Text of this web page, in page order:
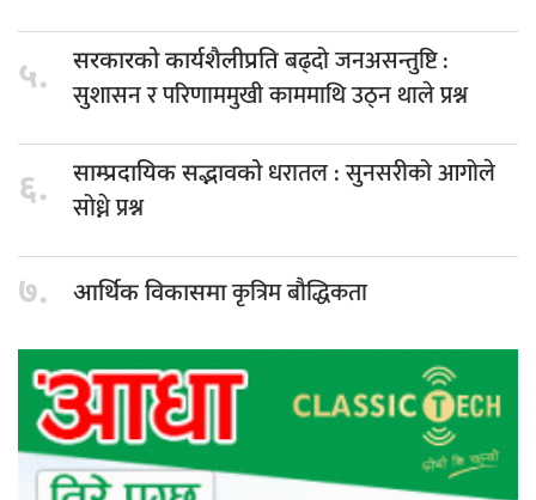
५. सरकारको कार्यशैलीप्रतिबढ्दो जनअसन्तुष्टि :
सुशासन र परिणाममुखी काममाथि उठ्न थाले प्रश्न
६. साम्प्रदायिक सद्भावकोधरातल : सुनसरीको आगोले
सोध्ने प्रश्न
७. आर्थिक विकासमाकृत्रिम बौद्धिकता